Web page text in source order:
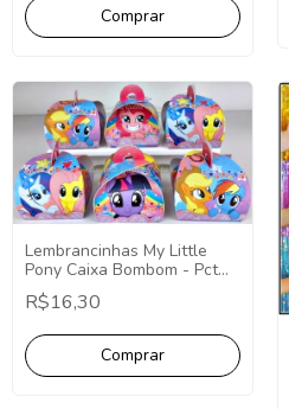
Lembrancinhas My Little
Pony Caixa Bombom - Pct
com 10
R$16,30